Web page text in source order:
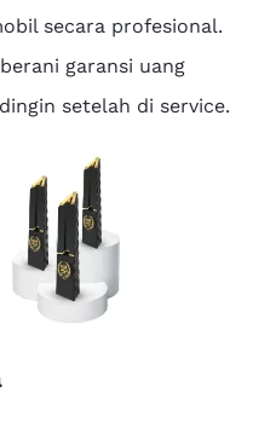
secara profesional.
garansi uang
setelah di service.